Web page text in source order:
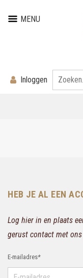
MENU
Inloggen
HEB JE AL EEN
Log hier in en plaats
gerust contact met ons
E-mailadres*